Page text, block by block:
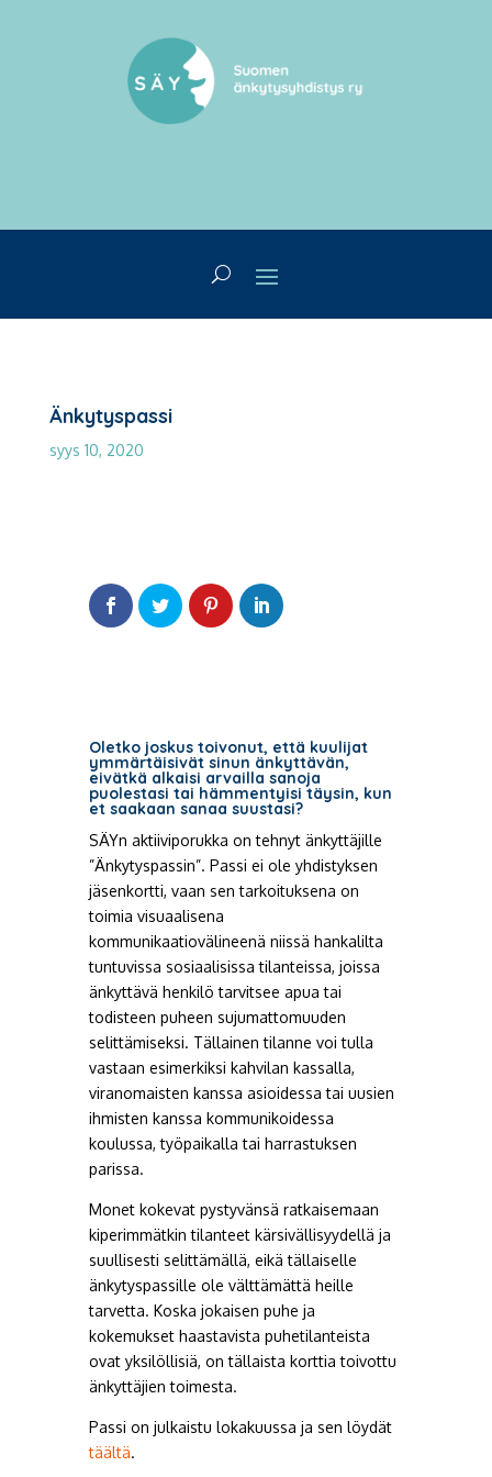
Änkytyspassi
syys 10, 2020
Oletko joskus toivonut, että kuulijat
ymmärtäisivät sinun änkyttävän,
eivätkä alkaisi arvailla sanoja
puolestasi tai hämmentyisi täysin, kun
et saakaan sanaa suustasi?
SÄYn aktiiviporukka on tehnyt änkyttäjille
”Änkytyspassin”. Passi ei ole yhdistyksen
jäsenkortti, vaan sen tarkoituksena on
toimia visuaalisena
kommunikaatiovälineenä niissä hankalilta
tuntuvissa sosiaalisissa tilanteissa, joissa
änkyttävä henkilö tarvitsee apua tai
todisteen puheen sujumattomuuden
selittämiseksi. Tällainen tilanne voi tulla
vastaan esimerkiksi kahvilan kassalla,
viranomaisten kanssa asioidessa tai uusien
ihmisten kanssa kommunikoidessa
koulussa, työpaikalla tai harrastuksen
parissa.
Monet kokevat pystyvänsä ratkaisemaan
kiperimmätkin tilanteet kärsivällisyydellä ja
suullisesti selittämällä, eikä tällaiselle
änkytyspassille ole välttämättä heille
tarvetta. Koska jokaisen puhe ja
kokemukset haastavista puhetilanteista
ovat yksilöllisiä, on tällaista korttia toivottu
änkyttäjien toimesta.
Passi on julkaistu lokakuussa ja sen löydät
täältä.